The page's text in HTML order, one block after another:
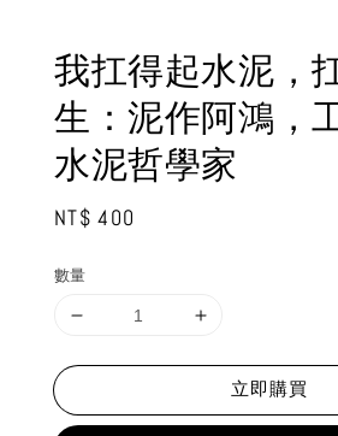
我扛得起水泥，
生：泥作阿鴻，
水泥哲學家
Regular
NT$ 400
數量
立即購買